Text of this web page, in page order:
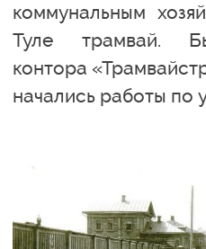
коммунальным
Туле трамвай.
контора
начались работы по